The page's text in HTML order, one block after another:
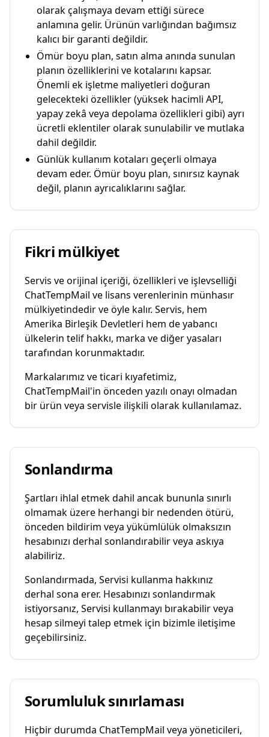
olarak çalışmaya devam ettiği sürece
anlamına gelir. Ürünün varlığından bağımsız
kalıcı bir garanti değildir.
Ömür boyu plan, satın alma anında sunulan
planın özelliklerini ve kotalarını kapsar.
Önemli ek işletme maliyetleri doğuran
gelecekteki özellikler (yüksek hacimli API,
yapay zekâ veya depolama özellikleri gibi) ayrı
ücretli eklentiler olarak sunulabilir ve mutlaka
dahil değildir.
Günlük kullanım kotaları geçerli olmaya
devam eder. Ömür boyu plan, sınırsız kaynak
değil, planın ayrıcalıklarını sağlar.
Fikri mülkiyet
Servis ve orijinal içeriği, özellikleri ve işlevselliği
ChatTempMail ve lisans verenlerinin münhasır
mülkiyetindedir ve öyle kalır. Servis, hem
Amerika Birleşik Devletleri hem de yabancı
ülkelerin telif hakkı, marka ve diğer yasaları
tarafından korunmaktadır.
Markalarımız ve ticari kıyafetimiz,
ChatTempMail'in önceden yazılı onayı olmadan
bir ürün veya servisle ilişkili olarak kullanılamaz.
Sonlandırma
Şartları ihlal etmek dahil ancak bununla sınırlı
olmamak üzere herhangi bir nedenden ötürü,
önceden bildirim veya yükümlülük olmaksızın
hesabınızı derhal sonlandırabilir veya askıya
alabiliriz.
Sonlandırmada, Servisi kullanma hakkınız
derhal sona erer. Hesabınızı sonlandırmak
istiyorsanız, Servisi kullanmayı bırakabilir veya
hesap silmeyi talep etmek için bizimle iletişime
geçebilirsiniz.
Sorumluluk sınırlaması
Hiçbir durumda ChatTempMail veya yöneticileri,